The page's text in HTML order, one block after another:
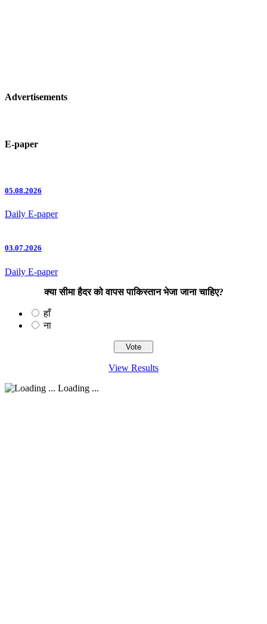
Advertisements
E-paper
05.08.2026
Daily E-paper
03.07.2026
Daily E-paper
क्या सीमा हैदर को वापस पाकिस्तान भेजा जाना चाहिए?
हाँ
ना
View Results
Loading ...